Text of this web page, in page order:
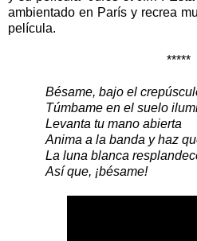
ambientado en París y recrea
película.
*****
Bésame, bajo el
Túmbame en el suelo
Levanta tu mano abierta
Anima a la banda y haz
La luna blanca
Así que, ¡bésame!